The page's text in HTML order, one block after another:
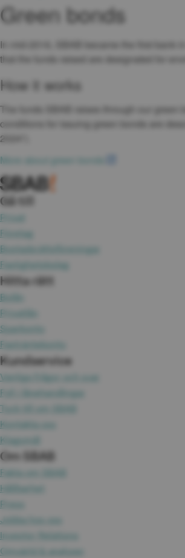
Green bonds
In mid-2016, SBAB became the first bank
that the funds raised are designated for
How it works
The funds SBAB raises through our green
conditions for issuing green bonds are
2024”).
More about green bonds
Gå till
Privat
Företag
Bostadsrättsföreningar
Fastighetsbolag
Hitta rätt
Bolån
Privatlån
Sparkonto
Fasträntekonto
Kundservice
Vanliga frågor och svar
Fyll i lånehandlingar
Tyck till om SBAB
Kontakta oss
Klagomål
Om SBAB
Fakta om SBAB
Hållbarhet
Press
Jobba hos oss
Investor Relations
Omvärld & analyser